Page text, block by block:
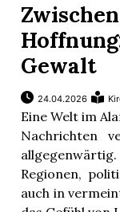
Gewalt
24.04.2026
Eine Welt im
Nachrichten
Regionen,
auch in